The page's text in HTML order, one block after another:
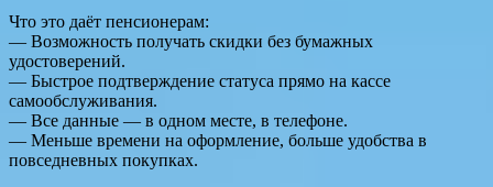
Что это даёт пенсионерам:
— Возможность получать скидки без бумажных
удостоверений.
— Быстрое подтверждение статуса прямо на кассе
самообслуживания.
— Все данные — в одном месте, в телефоне.
— Меньше времени на оформление, больше удобства в
повседневных покупках.